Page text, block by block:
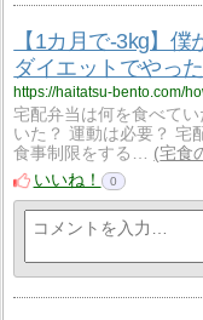
【1カ月で-3kg】
ダイエットでやっ
https://haitatsu-bento.com/
宅配弁当は何を食べて
いた？ 運動は必要？ 宅
食事制限をする…
宅食
いいね！
0